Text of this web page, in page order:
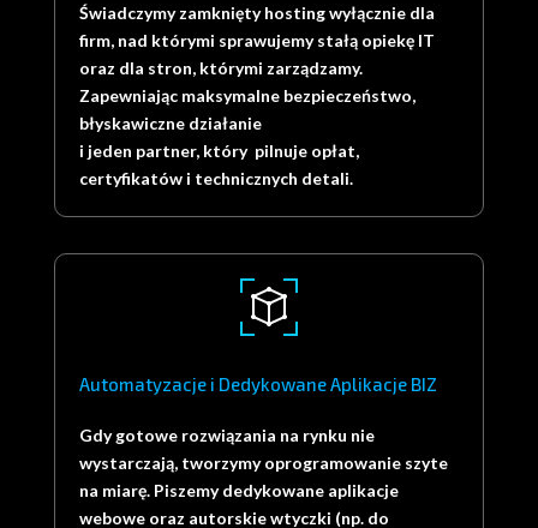
Świadczymy zamknięty hosting wyłącznie dla
firm, nad którymi sprawujemy stałą opiekę IT
oraz dla stron, którymi zarządzamy.
Zapewniając maksymalne bezpieczeństwo,
błyskawiczne działanie
i jeden partner, który pilnuje opłat,
certyfikatów i technicznych detali.
Automatyzacje i Dedykowane Aplikacje BIZ
Gdy gotowe rozwiązania na rynku nie
wystarczają, tworzymy oprogramowanie szyte
na miarę. Piszemy dedykowane aplikacje
webowe oraz autorskie wtyczki (np. do